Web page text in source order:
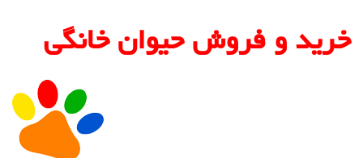
خرید و فروش حیوان خانگی